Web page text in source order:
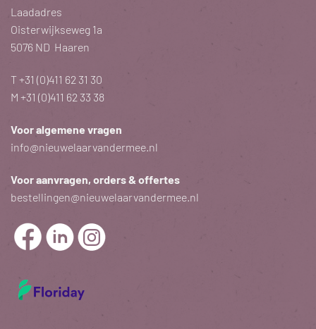
Laadadres
Oisterwijkseweg 1a
5076 ND Haaren
T+31 (0)411 62 31 30
M +31 (0)411 62 33 38
Voor algemene vragen
info@nieuwelaarvandermee.nl
Voor aanvragen, orders & offertes
bestellingen@nieuwelaarvandermee.nl